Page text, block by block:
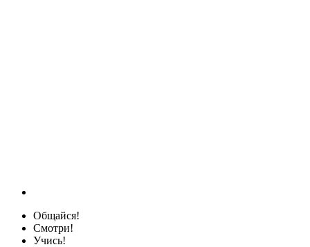
Общайся!
Смотри!
Учись!